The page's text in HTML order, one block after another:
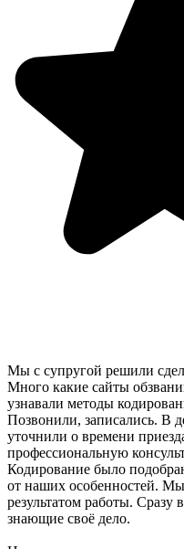
Мы с супругой решили
Много какие сайты
узнавали методы
Позвонили, записались. В
уточнили о времени
профессиональную
Кодирование было
от наших особенностей.
результатом работы. Сразу
знающие своё дело.